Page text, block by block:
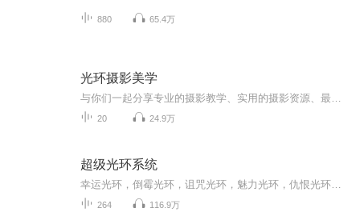
880 65.4万
光环摄影美学
20 24.9万
超级光环系统
264 116.9万